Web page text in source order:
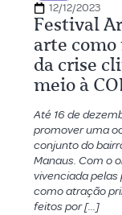
12/12/2023
Festival
arte
da crise
meio à
Até 16 de
promover uma
conjunto do
Manaus. Com o
vivenciada pelas
como atração
feitos por […]